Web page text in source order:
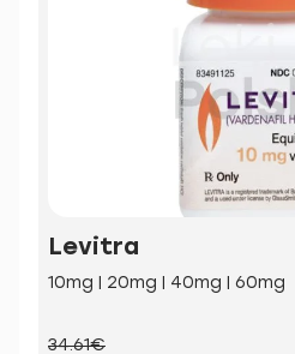
Levitra
10mg | 20mg | 40mg | 60mg
34.61€